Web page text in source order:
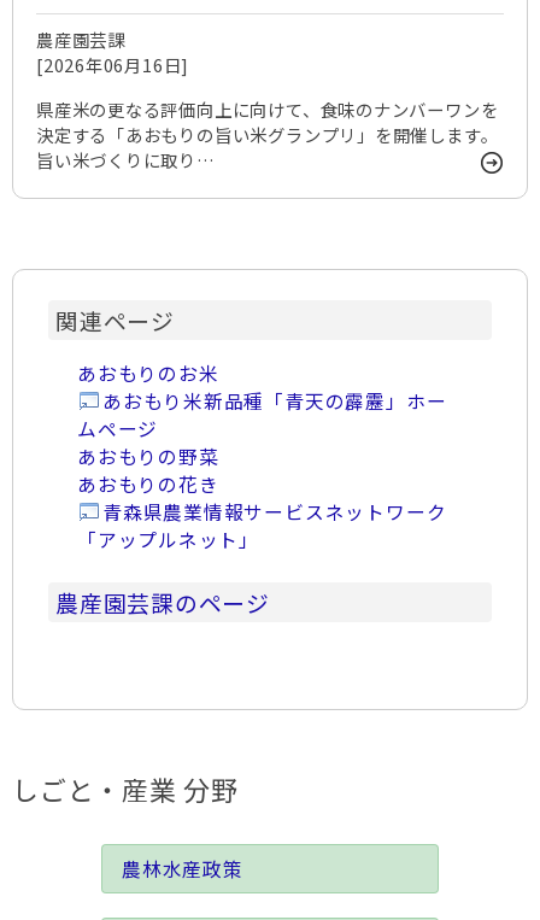
農産園芸課
[2026年06月16日]
県産米の更なる評価向上に向けて、食味のナンバーワンを
決定する「あおもりの旨い米グランプリ」を開催します。
旨い米づくりに取り…
関連ページ
あおもりのお米
あおもり米新品種「青天の霹靂」ホー
ムページ
あおもりの野菜
あおもりの花き
青森県農業情報サービスネットワーク
「アップルネット」
農産園芸課のページ
しごと・産業 分野
農林水産政策